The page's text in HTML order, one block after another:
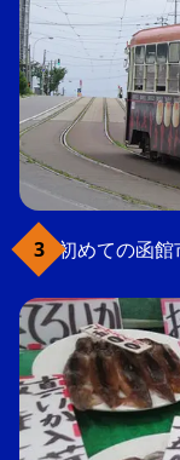
初めての函館